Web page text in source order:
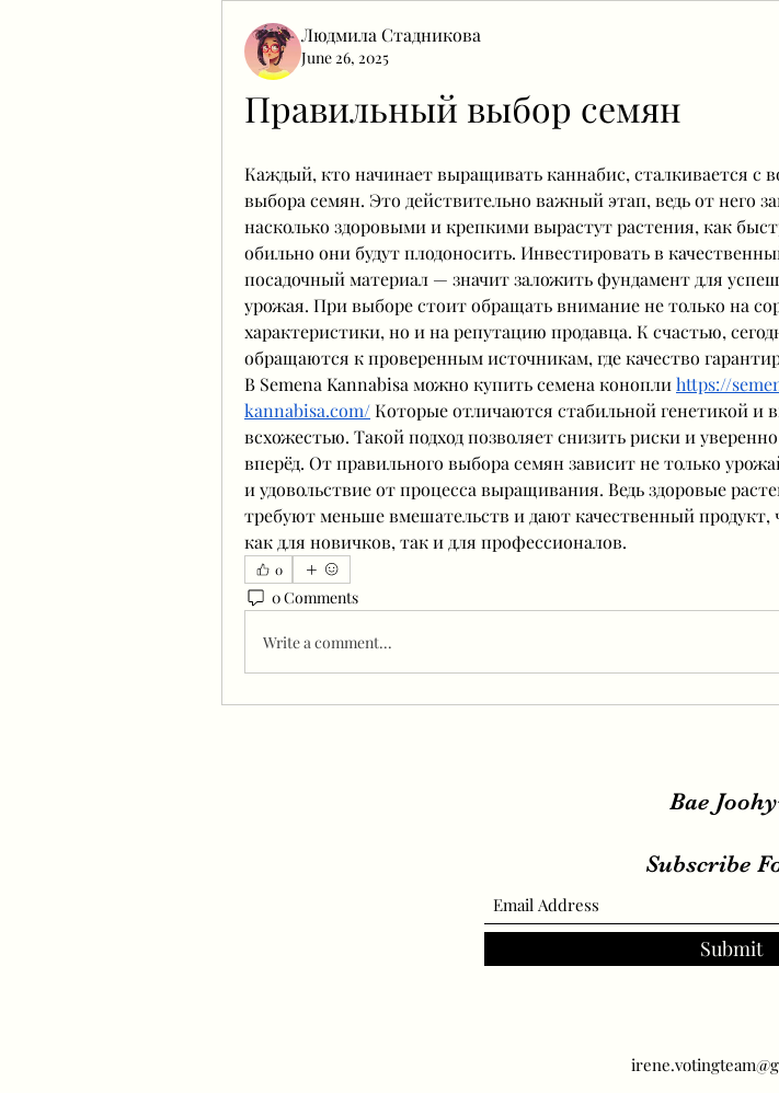
Людмила Стадникова
June 26, 2025
Правильный выбор семян
Каждый, кто начинает выращивать каннабис, сталкивается с
выбора семян. Это действительно важный этап, ведь от него
насколько здоровыми и крепкими вырастут растения, как
обильно они будут плодоносить. Инвестировать в
посадочный материал — значит заложить фундамент для
урожая. При выборе стоит обращать внимание не только на
характеристики, но и на репутацию продавца. К счастью,
обращаются к проверенным источникам, где качество
В Semena Kannabisa можно купить семена конопли https://
kannabisa.com/ Которые отличаются стабильной генетикой и
всхожестью. Такой подход позволяет снизить риски и уверенно
вперёд. От правильного выбора семян зависит не только
и удовольствие от процесса выращивания. Ведь здоровые
требуют меньше вмешательств и дают качественный продукт,
как для новичков, так и для профессионалов.
0
0 Comments
Write a comment...
Bae
Subscribe
Submit